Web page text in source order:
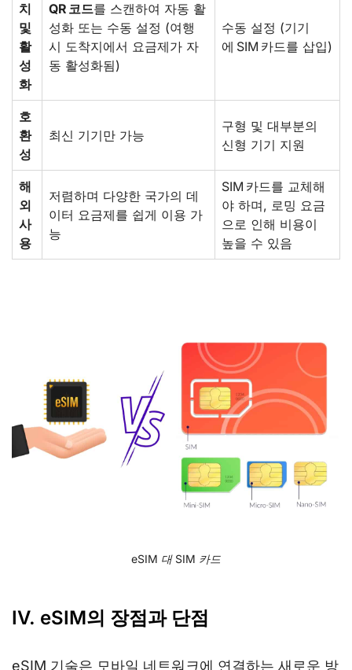
치
및
활
성
화
QR 코드를 스캔하여 자동 활
성화 또는 수동 설정 (여행
시 도착지에서 요금제가 자
동 활성화됨)
수동 설정 (기기
에 SIM 카드를 삽입)
호
환
성
최신 기기만 가능
구형 및 대부분의
신형 기기 지원
해
외
사
용
저렴하며 다양한 국가의 데
이터 요금제를 쉽게 이용 가
능
SIM 카드를 교체해
야 하며, 로밍 요금
으로 인해 비용이
높을 수 있음
eSIM 대 SIM 카드
IV. eSIM의 장점과 단점
eSIM 기술은 모바일 네트워크에 연결하는 새로운 방